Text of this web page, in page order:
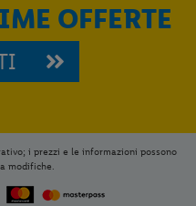
OFFERTE
i prezzi e le informazioni possono
modifiche.